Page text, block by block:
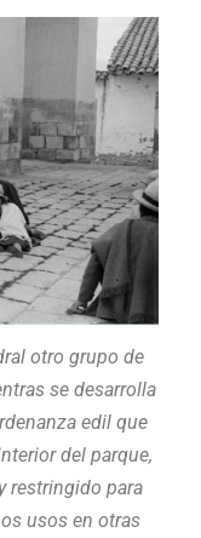
otro grupo de
se desarrolla
edil que
del parque,
restringido para
usos en otras